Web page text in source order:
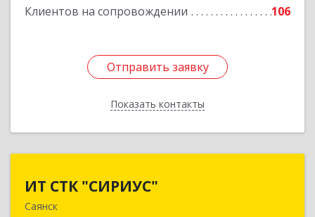
Клиентов на сопровождении 106
Отправить заявку
Показать контакты
Отправить заявку
Назад
ИТ СТК "СИРИУС"
Саянск666303, Иркутская обл, Саянск г, Юбилейный